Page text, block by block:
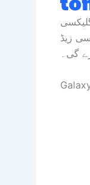
زیڈ فولڈ 8 الٹرا اور گلیکسی
زیڈ